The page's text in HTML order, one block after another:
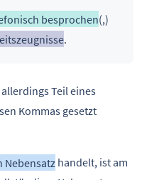
besprochen(,)
.
Teil eines
Kommas gesetzt
Nebensatz handelt, ist am